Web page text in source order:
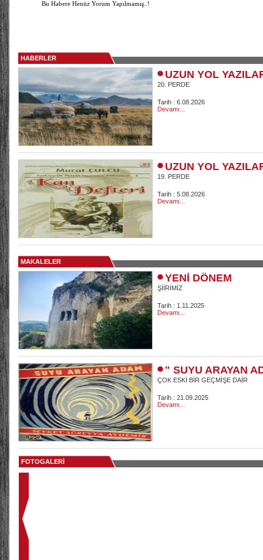
Bu Habere Henüz Yorum Yapılmamış..!
HABERLER
UZUN YOL
20. PERDE
Tarih : 6.08.2026
Devamı...
UZUN YOL
19. PERDE
Tarih : 5.08.2026
Devamı...
MAKALELER
YENİ DÖNEM
ŞİİRİMİZ
Tarih : 1.11.2025
Devamı...
" SUYU ARAYAN
ÇOK ESKİ BİR GEÇMİŞE DAİR
Tarih : 21.09.2025
Devamı...
FOTOGALERİ